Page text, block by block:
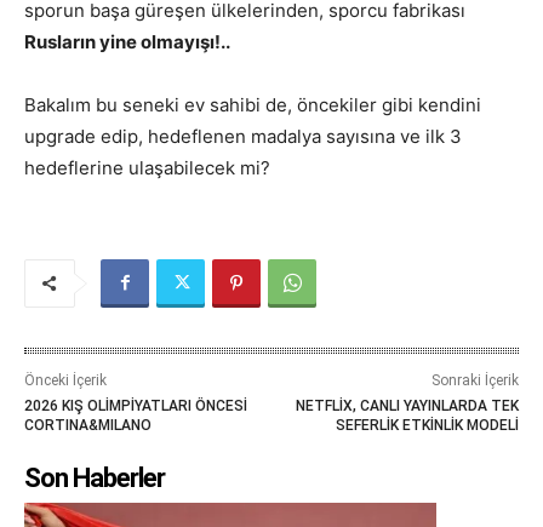
sporun başa güreşen ülkelerinden, sporcu fabrikası
Rusların yine olmayışı!..
Bakalım bu seneki ev sahibi de, öncekiler gibi kendini
upgrade edip, hedeflenen madalya sayısına ve ilk 3
hedeflerine ulaşabilecek mi?
Önceki İçerik
2026 KIŞ OLİMPİYATLARI ÖNCESİ
CORTINA&MILANO
Sonraki İçerik
NETFLİX, CANLI YAYINLARDA TEK
SEFERLİK ETKİNLİK MODELİ
Son Haberler